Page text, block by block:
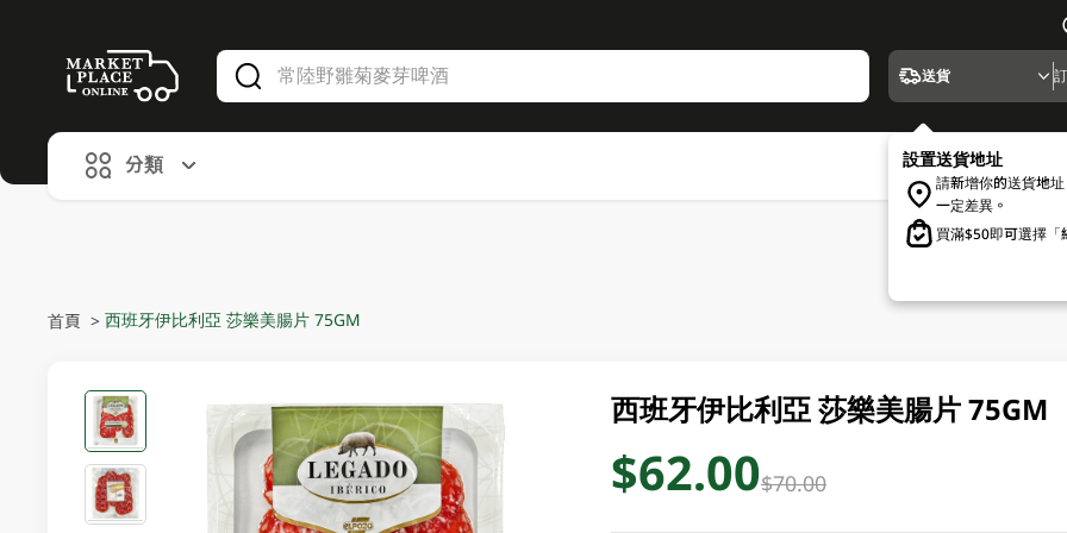
alid Until 30 June 2026
送貨
設置送貨地址
請新增你的送貨地
一定差異。
買滿$50即可選擇「
分類
首頁 > 西班牙伊比利亞 莎樂美腸片 75GM
西班牙伊比利亞 莎樂美腸片 75GM
$62.00$70.00